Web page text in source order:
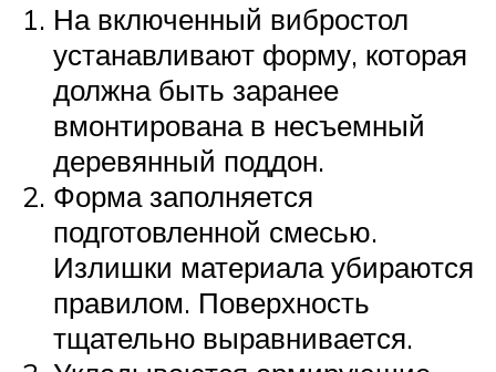
На включенный вибростол
устанавливают форму, которая
должна быть заранее
вмонтирована в несъемный
деревянный поддон.
Форма заполняется
подготовленной смесью.
Излишки материала убираются
правилом. Поверхность
тщательно выравнивается.